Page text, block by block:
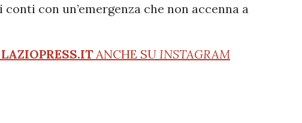
con un’emergenza che non accenna a
LAZIOPRESS.IT ANCHE SU INSTAGRAM